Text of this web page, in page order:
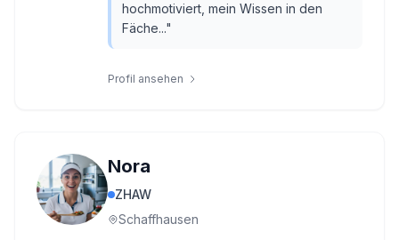
hochmotiviert, mein Wissen in den
Fäche..."
Profil ansehen
Nora
ZHAW
Schaffhausen